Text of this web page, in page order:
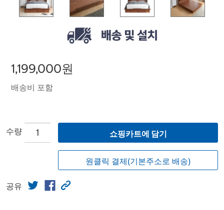
1,199,000원
배송비 포함
수량 쇼핑카트에 담기
원클릭 결제(기본주소로 배송)
공유